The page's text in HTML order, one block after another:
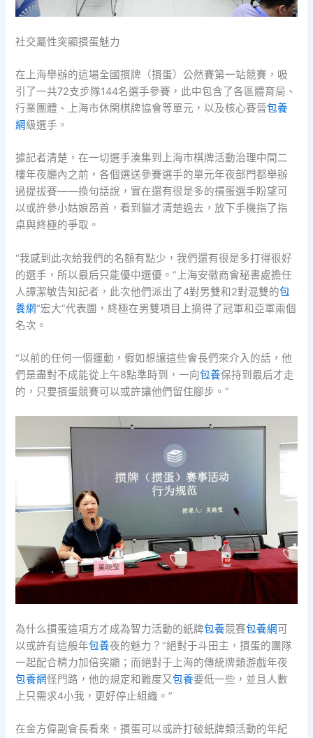
社交屬性突顯摜蛋魅力
在上海舉辦的這場全國摜牌（摜蛋）公然賽第一站競賽，吸
引了一共72支步隊144名選手參賽，此中包含了各區體育局、
行業團體、上海市休閑棋牌協會等單元，以及核心賽晉包養
網級選手。
據記者清楚，在一切選手湊集到上海市棋牌活動治理中間二
樓年夜廳內之前，各個選送參賽選手的單元年夜部門都舉辦
過提拔賽——換句話說，實在還有很是多的摜蛋選手盼望可
以或許參小姑娘昂首，看到貓才清楚過去，放下手機指了指
桌與終極的爭取。
“我感到此次給我們的名額有點少，我們還有很是多打得很好
的選手，所以最后只能優中選優。”上海安徽商會秘書處擔任
人譚潔敏告知記者，此次他們派出了4對男雙和2對混雙的包
養網“宏大”代表團，終極在男雙項目上摘得了冠軍和亞軍兩個
名次。
“以前的任何一個運動，假如想讓這些會長們來介入的話，他
們是盡對不成能從上午8點準時到，一向包養保持到最后才走
的，只要摜蛋競賽可以或許讓他們留住腳步。”
為什么摜蛋這項方才成為智力活動的紙牌包養競賽包養網可
以或許有這般年包養夜的魅力？“絕對于斗田主，摜蛋的團隊
一起配合精力加倍突顯；而絕對于上海的傳統牌類游戲年夜
包養網怪門路，他的規定和難度又包養要低一些，並且人數
上只需求4小我，更好停止組織。”
在金方偉副會長看來，摜蛋可以或許打破紙牌類活動的年紀